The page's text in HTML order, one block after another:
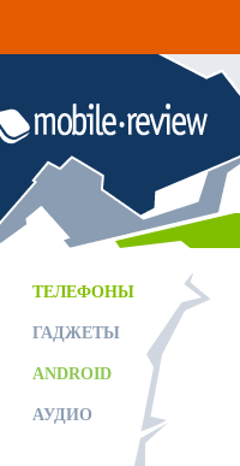
ТЕЛЕФОНЫ
ГАДЖЕТЫ
ANDROID
АУДИО